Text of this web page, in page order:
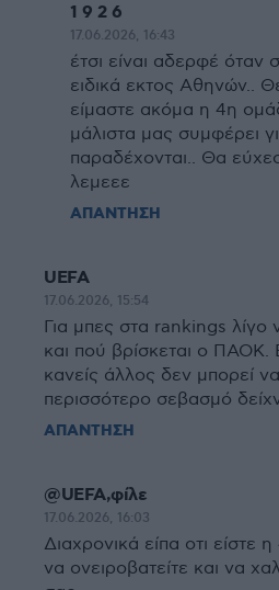
1 9 2 6
17.06.2026, 16:43
έτσι είναι αδερφέ όταν
ειδικά εκτος Αθηνών..
είμαστε ακόμα η 4η
μάλιστα μας συμφέρει
παραδέχονται.. Θα
λεμεεε
ΑΠΑΝΤΗΣΗ
UEFA
17.06.2026, 15:54
Για μπες στα rankings λίγο
και πού βρίσκεται ο
κανείς άλλος δεν μπορεί
περισσότερο σεβασμό
ΑΠΑΝΤΗΣΗ
@UEFA,φίλε
17.06.2026, 16:03
Διαχρονικά είπα οτι είστε
να ονειροβατείτε και να